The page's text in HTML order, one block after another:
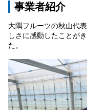
事業者紹介
大隅フルーツの秋山代
しさに感動したことが
た。